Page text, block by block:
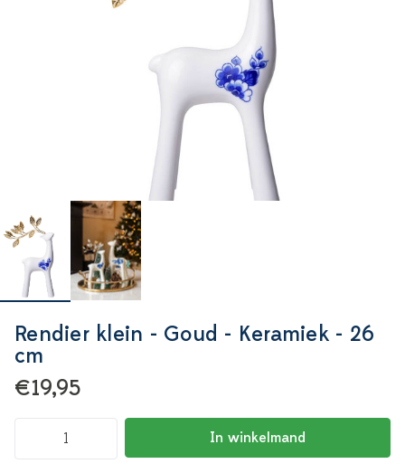
Rendier klein - Goud - Keramiek - 26
cm
€19,95
In winkelmand